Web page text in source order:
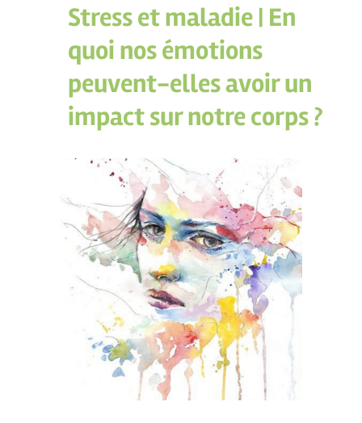
Stress et maladie | En
quoi nos émotions
peuvent-elles avoir un
impact sur notre corps ?